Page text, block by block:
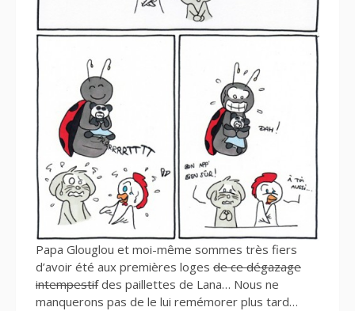
Papa Glouglou et moi-même sommes très fiers
d’avoir été aux premières loges de ce dégazage
intempestifdes paillettes de Lana… Nous ne
manquerons pas de le lui remémorer plus tard…